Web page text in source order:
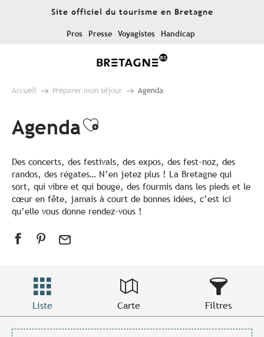
Site officiel du tourisme en Bretagne
Pros Presse Voyagistes Handicap
Accueil Préparer mon séjour Agenda
AgendaAjouter aux favoris
Des concerts, des festivals, des expos, des fest-noz, des
randos, des régates… N’en jetez plus ! La Bretagne qui
sort, qui vibre et qui bouge, des fourmis dans les pieds et le
cœur en fête, jamais à court de bonnes idées, c’est ici
qu’elle vous donne rendez-vous !
Liste Carte Filtres